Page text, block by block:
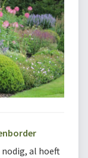
al hoeft